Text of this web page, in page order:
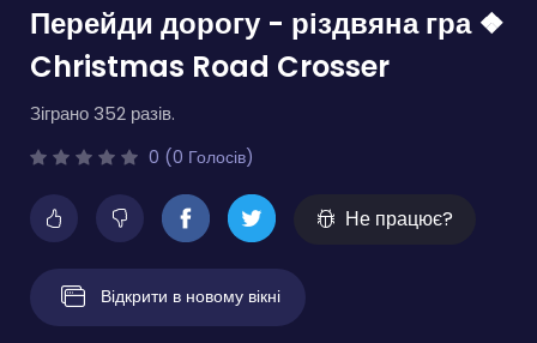
Перейди дорогу - різдвяна гра ❖
Christmas Road Crosser
Зіграно 352 разів.
0 (0 Голосів)
Не працює?
Відкрити в новому вікні